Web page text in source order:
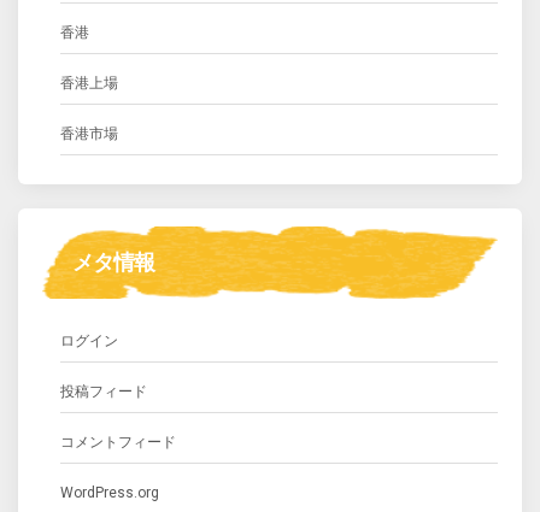
香港
香港上場
香港市場
メタ情報
ログイン
投稿フィード
コメントフィード
WordPress.org